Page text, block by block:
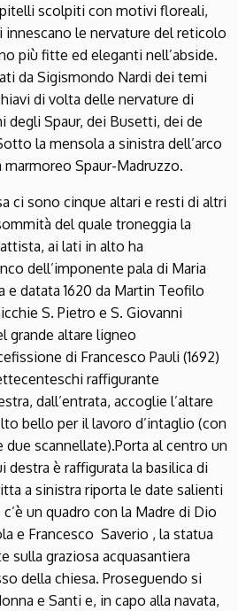
scolpiti con motivi floreali,
innescano le nervature del reticolo
più fitte ed eleganti nell’abside.
da Sigismondo Nardi dei temi
di volta delle nervature di
degli Spaur, dei Busetti, dei de
la mensola a sinistra dell’arco
Spaur-Madruzzo.
ci sono cinque altari e resti di altri
del quale troneggia la
ai lati in alto ha
dell’imponente pala di Maria
e datata 1620 da Martin Teofilo
S. Pietro e S. Giovanni
grande altare ligneo
di Francesco Pauli (1692)
raffigurante
dall’entrata, accoglie l’altare
bello per il lavoro d’intaglio (con
scannellate).Porta al centro un
destra è raffigurata la basilica di
a sinistra riporta le date salienti
un quadro con la Madre di Dio
e Francesco Saverio , la statua
sulla graziosa acquasantiera
della chiesa. Proseguendo si
e Santi e, in capo alla navata,